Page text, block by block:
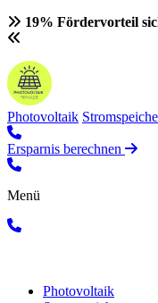
19% Fördervorteil
Photovoltaik
Ersparnis berechnen
Menü
Photovoltaik